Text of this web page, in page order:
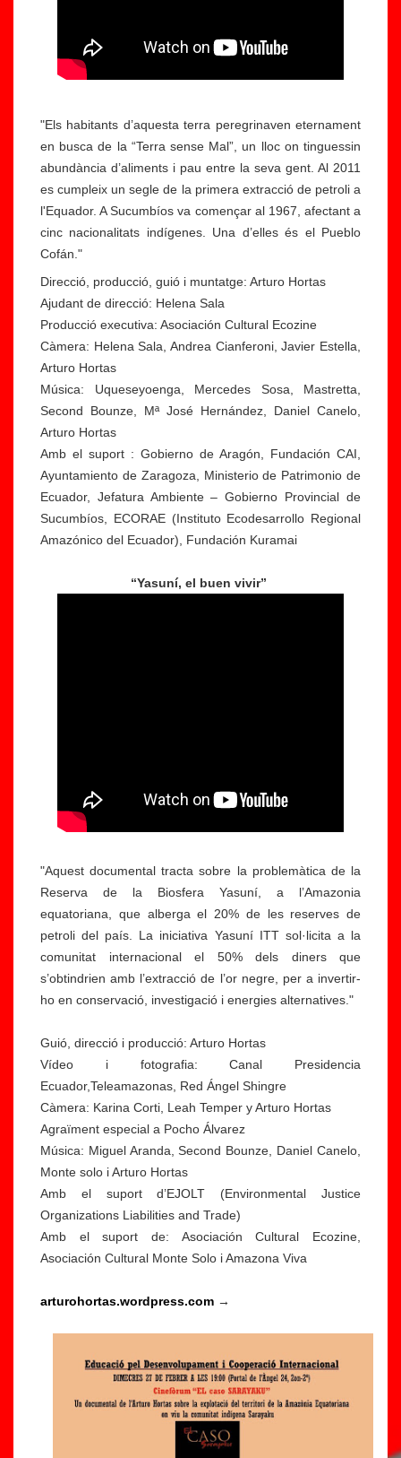
"Els habitants d’aquesta terra peregrinaven eternament
en busca de la “Terra sense Mal”, un lloc on tinguessin
abundància d’aliments i pau entre la seva gent. Al 2011
es cumpleix un segle de la primera extracció de petroli a
l'Equador. A Sucumbíos va començar al 1967, afectant a
cinc nacionalitats indígenes. Una d’elles és el Pueblo
Cofán."
Direcció, producció, guió i muntatge: Arturo Hortas
Ajudant de direcció: Helena Sala
Producció executiva: Asociación Cultural Ecozine
Càmera: Helena Sala, Andrea Cianferoni, Javier Estella,
Arturo Hortas
Música: Uqueseyoenga, Mercedes Sosa, Mastretta,
Second Bounze, Mª José Hernández, Daniel Canelo,
Arturo Hortas
Amb el suport : Gobierno de Aragón, Fundación CAI,
Ayuntamiento de Zaragoza, Ministerio de Patrimonio de
Ecuador, Jefatura Ambiente – Gobierno Provincial de
Sucumbíos, ECORAE (Instituto Ecodesarrollo Regional
Amazónico del Ecuador), Fundación Kuramai
“Yasuní, el buen vivir”
"Aquest documental tracta sobre la problemàtica de la
Reserva de la Biosfera Yasuní, a l’Amazonia
equatoriana, que alberga el 20% de les reserves de
petroli del país. La iniciativa Yasuní ITT sol·licita a la
comunitat internacional el 50% dels diners que
s’obtindrien amb l’extracció de l’or negre, per a invertir-
ho en conservació, investigació i energies alternatives."
Guió, direcció i producció: Arturo Hortas
Vídeo i fotografia: Canal Presidencia
Ecuador,Teleamazonas, Red Ángel Shingre
Càmera: Karina Corti, Leah Temper y Arturo Hortas
Agraïment especial a Pocho Álvarez
Música: Miguel Aranda, Second Bounze, Daniel Canelo,
Monte solo i Arturo Hortas
Amb el suport d’EJOLT (Environmental Justice
Organizations Liabilities and Trade)
Amb el suport de: Asociación Cultural Ecozine,
Asociación Cultural Monte Solo i Amazona Viva
arturohortas.wordpress.com →